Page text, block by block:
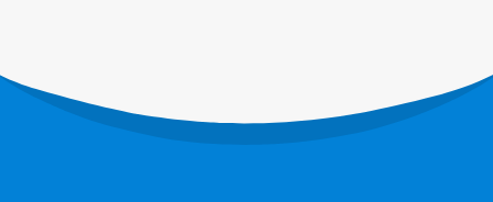
Tentang Kami